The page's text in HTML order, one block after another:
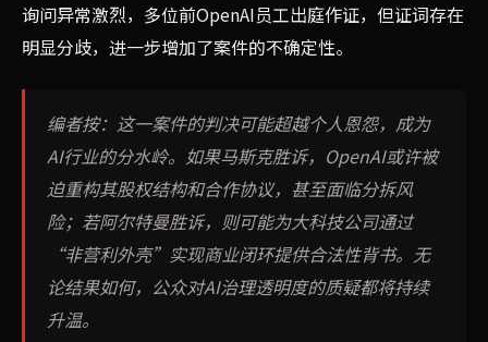
询问异常激烈，多位前OpenAI员工出庭作证，但证词存在
明显分歧，进一步增加了案件的不确定性。
编者按：这一案件的判决可能超越个人恩怨，成为
AI行业的分水岭。如果马斯克胜诉，OpenAI或许被
迫重构其股权结构和合作协议，甚至面临分拆风
险；若阿尔特曼胜诉，则可能为大科技公司通过
“非营利外壳”实现商业闭环提供合法性背书。无
论结果如何，公众对AI治理透明度的质疑都将持续
升温。